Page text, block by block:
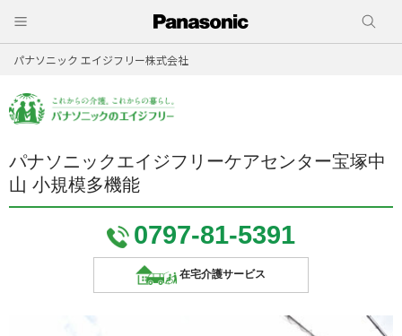
パナソニック エイジフリー株式会社
パナソニックエイジフリーケアセンター宝塚中
山 小規模多機能
0797-81-5391
在宅介護サービス